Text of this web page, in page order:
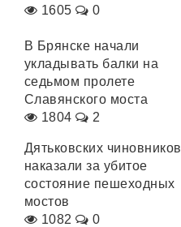
1605
0
В Брянске начали
укладывать балки на
седьмом пролете
Славянского моста
1804
2
Дятьковских чиновников
наказали за убитое
состояние пешеходных
мостов
1082
0